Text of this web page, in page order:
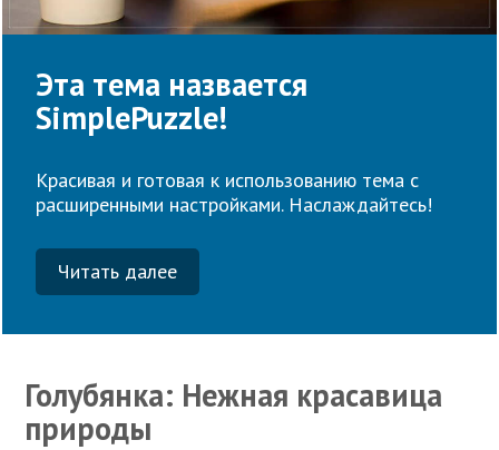
Эта тема назвается
SimplePuzzle!
Красивая и готовая к использованию тема с
расширенными настройками. Наслаждайтесь!
Читать далее
Голубянка: Нежная красавица
природы